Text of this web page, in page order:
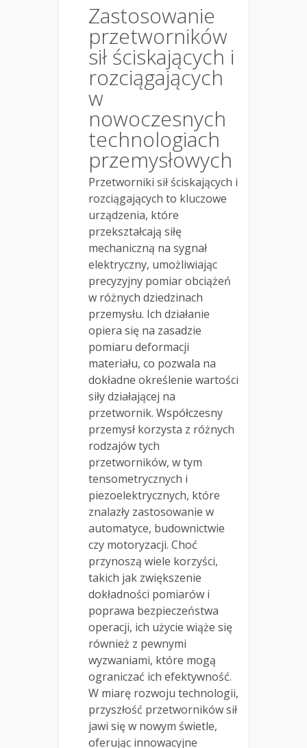
Zastosowanie
przetworników
sił ściskających i
rozciągających
w
nowoczesnych
technologiach
przemysłowych
Przetworniki sił ściskających i
rozciągających to kluczowe
urządzenia, które
przekształcają siłę
mechaniczną na sygnał
elektryczny, umożliwiając
precyzyjny pomiar obciążeń
w różnych dziedzinach
przemysłu. Ich działanie
opiera się na zasadzie
pomiaru deformacji
materiału, co pozwala na
dokładne określenie wartości
siły działającej na
przetwornik. Współczesny
przemysł korzysta z różnych
rodzajów tych
przetworników, w tym
tensometrycznych i
piezoelektrycznych, które
znalazły zastosowanie w
automatyce, budownictwie
czy motoryzacji. Choć
przynoszą wiele korzyści,
takich jak zwiększenie
dokładności pomiarów i
poprawa bezpieczeństwa
operacji, ich użycie wiąże się
również z pewnymi
wyzwaniami, które mogą
ograniczać ich efektywność.
W miarę rozwoju technologii,
przyszłość przetworników sił
jawi się w nowym świetle,
oferując innowacyjne